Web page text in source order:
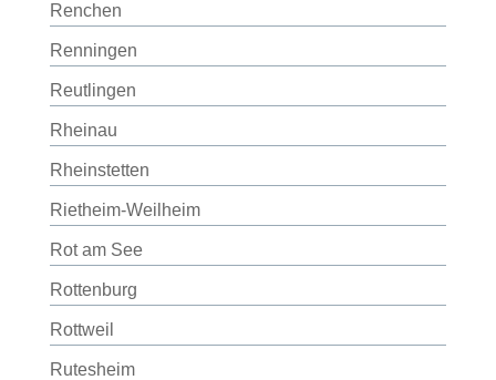
Renchen
Renningen
Reutlingen
Rheinau
Rheinstetten
Rietheim-Weilheim
Rot am See
Rottenburg
Rottweil
Rutesheim